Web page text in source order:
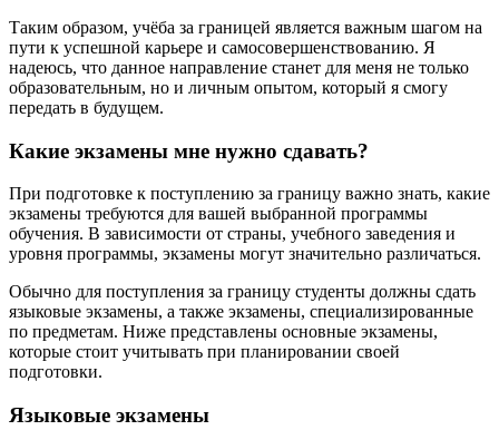
Таким образом, учёба за границей является важным шагом на
пути к успешной карьере и самосовершенствованию. Я
надеюсь, что данное направление станет для меня не только
образовательным, но и личным опытом, который я смогу
передать в будущем.
Какие экзамены мне нужно сдавать?
При подготовке к поступлению за границу важно знать, какие
экзамены требуются для вашей выбранной программы
обучения. В зависимости от страны, учебного заведения и
уровня программы, экзамены могут значительно различаться.
Обычно для поступления за границу студенты должны сдать
языковые экзамены, а также экзамены, специализированные
по предметам. Ниже представлены основные экзамены,
которые стоит учитывать при планировании своей
подготовки.
Языковые экзамены